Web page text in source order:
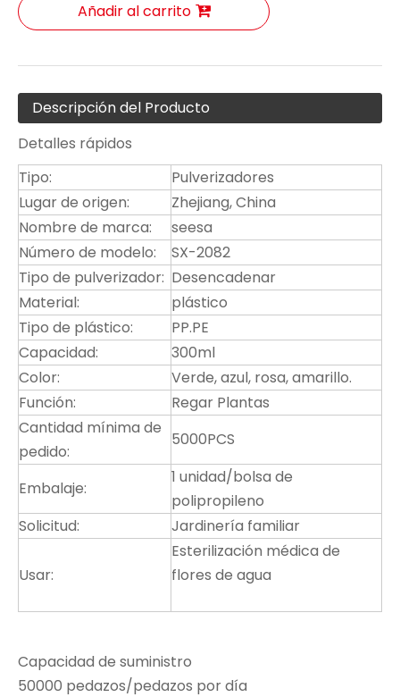
Añadir al carrito
Descripción del Producto
Detalles rápidos
Tipo:
Pulverizadores
Lugar de origen:
Zhejiang, China
Nombre de marca:
seesa
Número de modelo:
SX-2082
Tipo de pulverizador: Desencadenar
Material:
plástico
Tipo de plástico:
PP.PE
Capacidad:
300ml
Color:
Verde, azul, rosa, amarillo.
Función:
Regar Plantas
Cantidad mínima de
pedido:
5000PCS
Embalaje:
1 unidad/bolsa de
polipropileno
Solicitud:
Jardinería familiar
Usar:
Esterilización médica de
flores de agua
Capacidad de suministro
50000 pedazos/pedazos por día